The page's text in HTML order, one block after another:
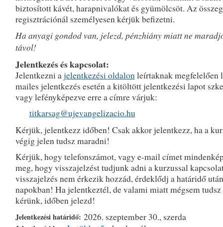
biztosított kávét, harapnivalókat és gyümölcsöt. Az
regisztrációnál személyesen kérjük befizetni.
Ha anyagi gondod van, jelezd, pénzhiány miatt ne
távol!
Jelentkezés és kapcsolat:
Jelentkezni a jelentkezési oldalon leírtaknak megfelelően
mailes jelentkezés esetén a kitöltött jelentkezési lapot
vagy lefényképezve erre a címre várjuk:
titkarsag@ujevangelizacio.hu
Kérjük, jelentkezz időben! Csak akkor jelentkezz, ha a
végig jelen tudsz maradni!
Kérjük, hogy telefonszámot, vagy e-mail címet
meg, hogy visszajelzést tudjunk adni a kurzussal
visszajelzés nem érkezik hozzád, érdeklődj a határidő
napokban! Ha jelentkeztél, de valami miatt mégsem tudsz
kérünk, időben jelezd!
Jelentkezési határidő: 2026. szeptember 30., szerda